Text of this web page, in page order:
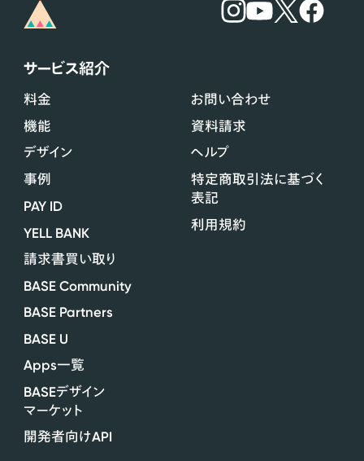
サービス紹介
料金
機能
デザイン
事例
PAY ID
YELL BANK
請求書買い取り
BASE Community
BASE Partners
BASE U
Apps一覧
BASEデザイン
マーケット
開発者向けAPI
お問い合わせ
資料請求
ヘルプ
特定商取引法に基づく
表記
利用規約